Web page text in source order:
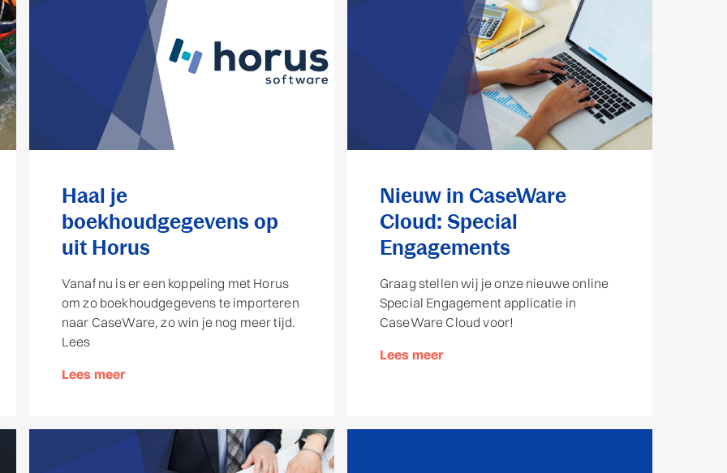
Haal je
boekhoudgegevens op
uit Horus
Vanaf nu is er een koppeling met Horus
om zo boekhoudgegevens te importeren
naar CaseWare, zo win je nog meer tijd.
Lees
Lees meer
Nieuw in CaseWare
Cloud: Special
Engagements
Graag stellen wij je onze nieuwe online
Special Engagement applicatie in
CaseWare Cloud voor!
Lees meer